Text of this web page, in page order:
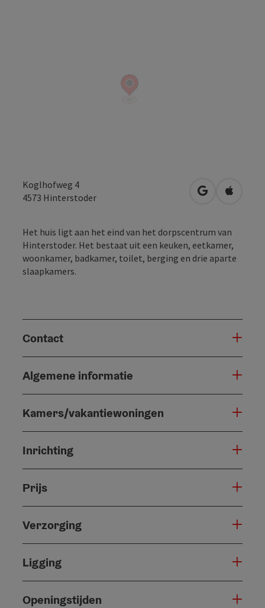
Koglhofweg 4
4573 Hinterstoder Openen in
Het huis ligt aan het eind van het dorpscentrum van
Hinterstoder. Het bestaat uit een keuken, eetkamer,
woonkamer, badkamer, toilet, berging en drie aparte
slaapkamers.
Contact
Algemene informatie
Kamers/vakantiewoningen
Inrichting
Prijs
Verzorging
Ligging
Openingstijden